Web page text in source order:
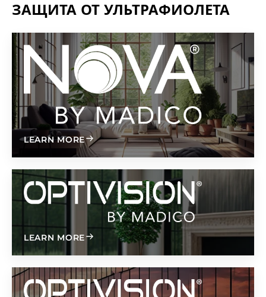
ЗАЩИТА ОТ УЛЬТРАФИОЛЕТА
Nova
LEARN MOREABOUT NOVA
Optivision®
LEARN MOREABOUT OPTIVISION
Optivision®Reflective